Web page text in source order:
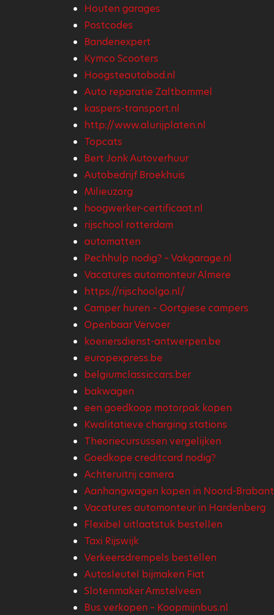
Houten garages
Postcodes
Bandenexpert
Kymco Scooters
Hoogsteautobod.nl
Auto reparatie Zaltbommel
kaspers-transport.nl
http://www.alurijplaten.nl
Topcats
Bert Jonk Autoverhuur
Autobedrijf Broekhuis
Milieuzorg
hoogwerker-certificaat.nl
rijschool rotterdam
automatten
Pechhulp nodig? – Vakgarage.nl
Vacatures automonteur Almere
https://rijschoolgo.nl/
Camper huren – Oortgiese campers
Openbaar Vervoer
koeriersdienst-antwerpen.be
europexpress.be
belgiumclassiccars.ber
bakwagen
een goedkoop motorpak kopen
Kwalitatieve charging stations
Theoriecursussen vergelijken
Goedkope creditcard nodig?
Achteruitrij camera
Aanhangwagen kopen in Noord-Brabant
Vacatures automonteur in Hardenberg
Flexibel uitlaatstuk bestellen
Taxi Rijswijk
Verkeersdrempels bestellen
Autosleutel bijmaken Fiat
Slotenmaker Amstelveen
Bus verkopen – Koopmijnbus.nl